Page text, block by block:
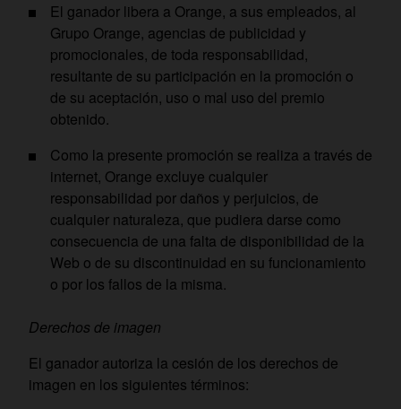
El ganador libera a Orange, a sus empleados, al
Grupo Orange, agencias de publicidad y
promocionales, de toda responsabilidad,
resultante de su participación en la promoción o
de su aceptación, uso o mal uso del premio
obtenido.
Como la presente promoción se realiza a través de
internet, Orange excluye cualquier
responsabilidad por daños y perjuicios, de
cualquier naturaleza, que pudiera darse como
consecuencia de una falta de disponibilidad de la
Web o de su discontinuidad en su funcionamiento
o por los fallos de la misma.
Derechos de imagen
El ganador autoriza la cesión de los derechos de
imagen en los siguientes términos: